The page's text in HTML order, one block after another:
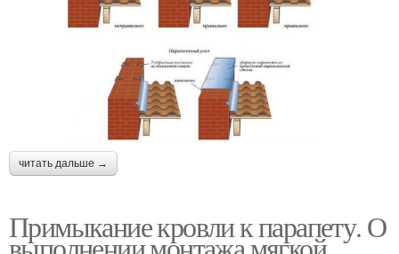
читать дальше →
Примыкание кровли к парапету. О